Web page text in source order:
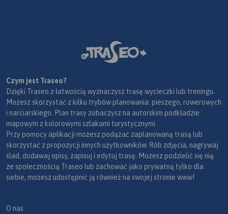
Czym jest Traseo?
Dzięki Traseo z łatwością wyznaczysz trasę wycieczki lub treningu.
Możesz skorzystać z kilku trybów planowania: pieszego, rowerowych
i narciarskiego. Plan trasy zobaczysz na autorskim podkładzie
mapowym z kolorowymi szlakami turystycznymi.
Przy pomocy aplikacji możesz podążać zaplanowaną trasą lub
skorzystać z propozycji innych użytkowników. Rób zdjęcia, nagrywaj
ślad, dodawaj opisy, zapisuj i edytuj trasę. Możesz podzielić się nią
ze społecznością Traseo lub zachować jako prywatną tylko dla
siebie, możesz udostępnić ją również na swojej stronie www!
O nas